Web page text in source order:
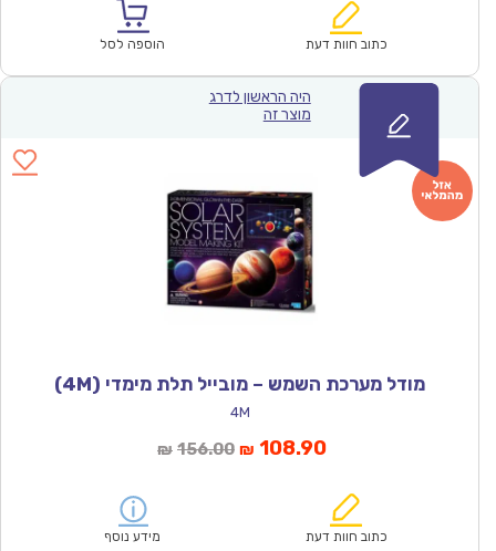
₪84.00.
הוא:
כתוב חוות דעת הוספה לסל
היה הראשון לדרג
מוצר זה
מודל מערכת השמש – מובייל תלת מימדי (4M)
4M
₪ 156.00המחיר
₪156.00.
₪ 108.90המחיר
הוא:
כתוב חוות דעת מידע נוסף